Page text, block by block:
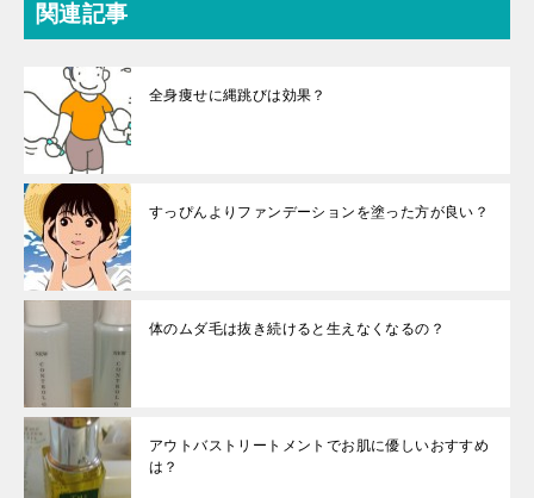
関連記事
全身痩せに縄跳びは効果？
すっぴんよりファンデーションを塗った方が良い？
体のムダ毛は抜き続けると生えなくなるの？
アウトバストリートメントでお肌に優しいおすすめ
は？